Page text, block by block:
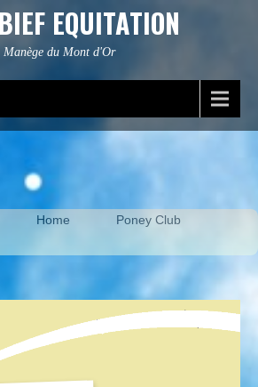
EQUITATION
Manège du Mont d'Or
Home
Poney Club